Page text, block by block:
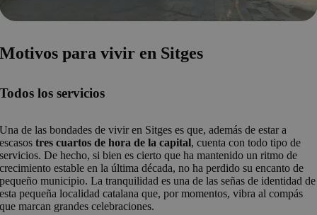
Motivos para vivir en Sitges
Todos los servicios
Una de las bondades de vivir en Sitges es que, además de estar a
escasostres cuartos de hora de la capital, cuenta con todo tipo de
servicios. De hecho, si bien es cierto que ha mantenido un ritmo de
crecimiento estable en la última década, no ha perdido su encanto de
pequeño municipio. La tranquilidad es una de las señas de identidad de
esta pequeña localidad catalana que, por momentos, vibra al compás
que marcan grandes celebraciones.